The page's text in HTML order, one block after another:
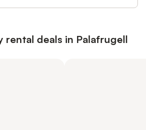
rental deals in Palafrugell